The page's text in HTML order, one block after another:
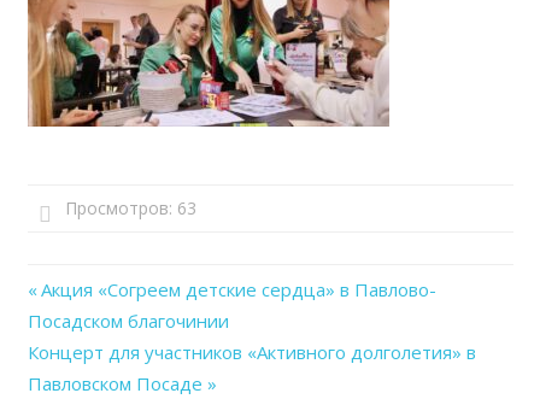
Просмотров: 63
Навигация
по
Previous
Post:
Акция «Согреем детские сердца» в Павлово-
Посадском благочинии
Next
Post:
Концерт для участников «Активного долголетия» в
Павловском Посаде